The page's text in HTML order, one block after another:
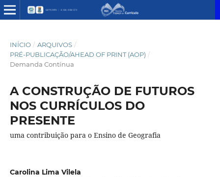
INÍCIO / ARQUIVOS /
PRÉ-PUBLICAÇÃO/AHEAD OF PRINT (AOP) /
Demanda Contínua
A CONSTRUÇÃO DE FUTUROS
NOS CURRÍCULOS DO
PRESENTE
uma contribuição para o Ensino de Geografia
Carolina Lima Vilela